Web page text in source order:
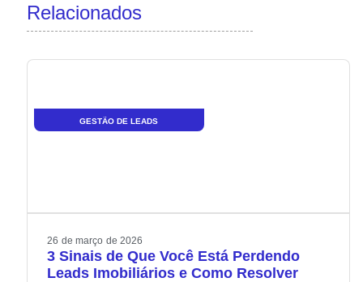
Relacionados
GESTÃO DE LEADS
26 de março de 2026
3 Sinais de Que Você Está Perdendo
Leads Imobiliários e Como Resolver